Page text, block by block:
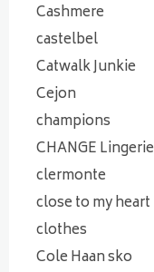
Cashmere
castelbel
Catwalk Junkie
Cejon
champions
CHANGE Lingerie
clermonte
close to my heart
clothes
Cole Haan sko